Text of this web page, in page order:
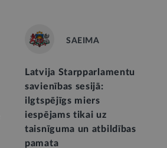
SAEIMA
Latvija Starpparlamentu
savienības sesijā:
ilgtspējīgs miers
iespējams tikai uz
taisnīguma un atbildības
pamata